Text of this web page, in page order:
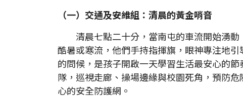
（一）交通及安維組：清晨的黃金哨音
清晨七點二十分，當南屯的車流開始湧動
酷暑或寒流，他們手持指揮旗，眼神專注地
的問候，是孩子開啟一天學習生活最安心的
隊，巡視走廊、操場邊緣與校園死角，預防
心的安全防護網。